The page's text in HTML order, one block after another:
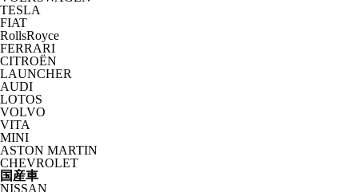
TESLA
FIAT
RollsRoyce
FERRARI
CITROËN
LAUNCHER
AUDI
LOTOS
VOLVO
VITA
MINI
ASTON MARTIN
CHEVROLET
国産車
NISSAN